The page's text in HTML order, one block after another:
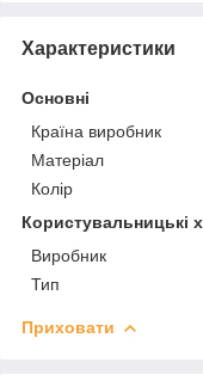
Характеристики
Основні
Країна виробник
Матеріал
Колір
Користувальницькі
Виробник
Тип
Приховати